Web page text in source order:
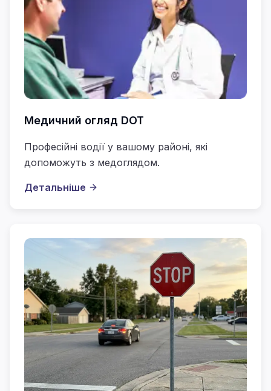
Медичний огляд DOT
Професійні водії у вашому районі, які
допоможуть з медоглядом.
Детальніше